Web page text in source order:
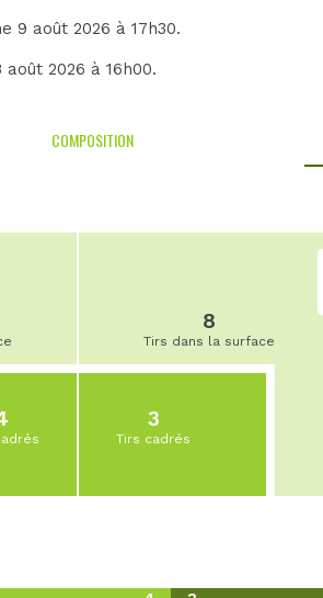
9 août 2026 à 17h30.
2026 à 16h00.
COMPOSITION
8
Tirs dans la surface
3
Tirs cadrés